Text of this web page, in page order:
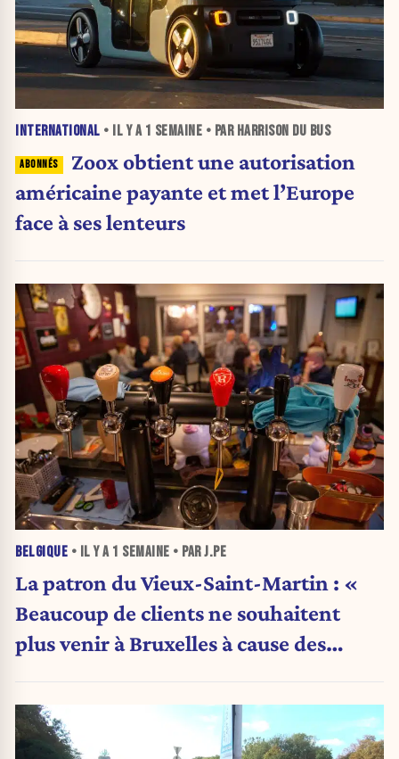
INTERNATIONAL • IL Y A 1 SEMAINE • PAR HARRISON DU BUS
Zoox obtient une autorisation
américaine payante et met l’Europe
face à ses lenteurs
BELGIQUE • IL Y A 1 SEMAINE • PAR J.PE
La patron du Vieux-Saint-Martin : «
Beaucoup de clients ne souhaitent
plus venir à Bruxelles à cause des
propreté. »